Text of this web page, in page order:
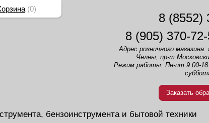
8 (8552)
8 (905) 370-
Адрес розничного
Челны, пр-т
Режим работы: Пн-пт 9:00-
Заказать
бензоинструмента и бытовой техники
(0)